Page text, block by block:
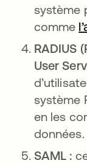
système
comme
RADIUS
User
système
en les
données.
SAML :